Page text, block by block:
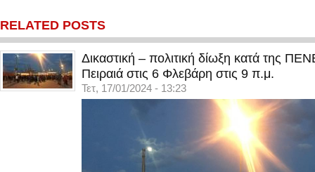
RELATED POSTS
Δικαστική – πολιτική δίωξη κατά της
Πειραιά στις 6 Φλεβάρη στις 9 π.μ.
Τετ, 17/01/2024 - 13:23